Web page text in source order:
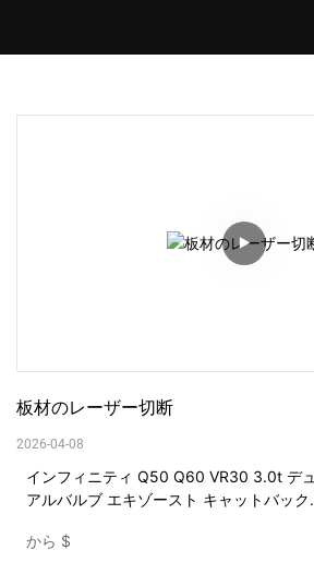
板材のレーザー切断
2026-04-08
インフィニティ Q50 Q60 VR30 3.0t デュ
アルバルブ エキゾースト キャットバック
から $